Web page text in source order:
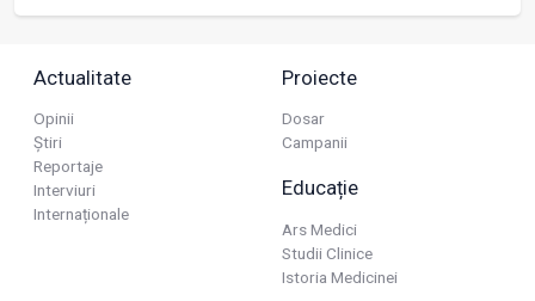
Actualitate
Opinii
Știri
Reportaje
Interviuri
Internaționale
Proiecte
Dosar
Campanii
Educație
Ars Medici
Studii Clinice
Istoria Medicinei